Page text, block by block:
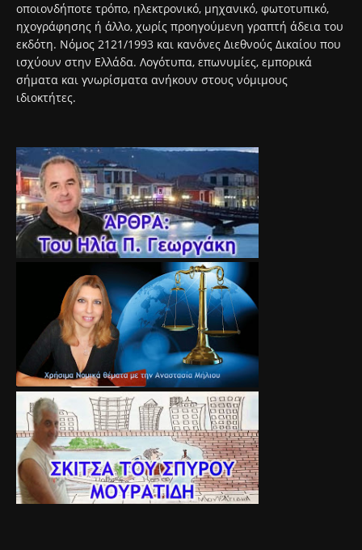
οποιονδήποτε τρόπο, ηλεκτρονικό, μηχανικό, φωτοτυπικό,
ηχογράφησης ή άλλο, χωρίς προηγούμενη γραπτή άδεια του
εκδότη. Νόμος 2121/1993 και κανόνες Διεθνούς Δικαίου που
ισχύουν στην Ελλάδα. Λογότυπα, επωνυμίες, εμπορικά
σήματα και γνωρίσματα ανήκουν στους νόμιμους
ιδιοκτήτες.